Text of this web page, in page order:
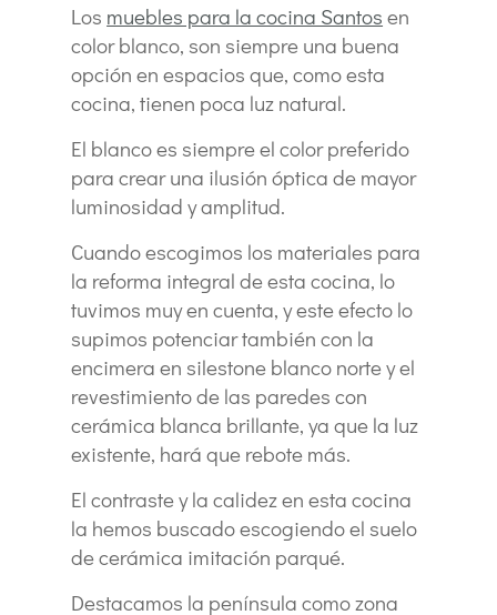
Los muebles para la cocina Santos en
color blanco, son siempre una buena
opción en espacios que, como esta
cocina, tienen poca luz natural.
El blanco es siempre el color preferido
para crear una ilusión óptica de mayor
luminosidad y amplitud.
Cuando escogimos los materiales para
la reforma integral de esta cocina, lo
tuvimos muy en cuenta, y este efecto lo
supimos potenciar también con la
encimera en silestone blanco norte y el
revestimiento de las paredes con
cerámica blanca brillante, ya que la luz
existente, hará que rebote más.
El contraste y la calidez en esta cocina
la hemos buscado escogiendo el suelo
de cerámica imitación parqué.
Destacamos la península como zona